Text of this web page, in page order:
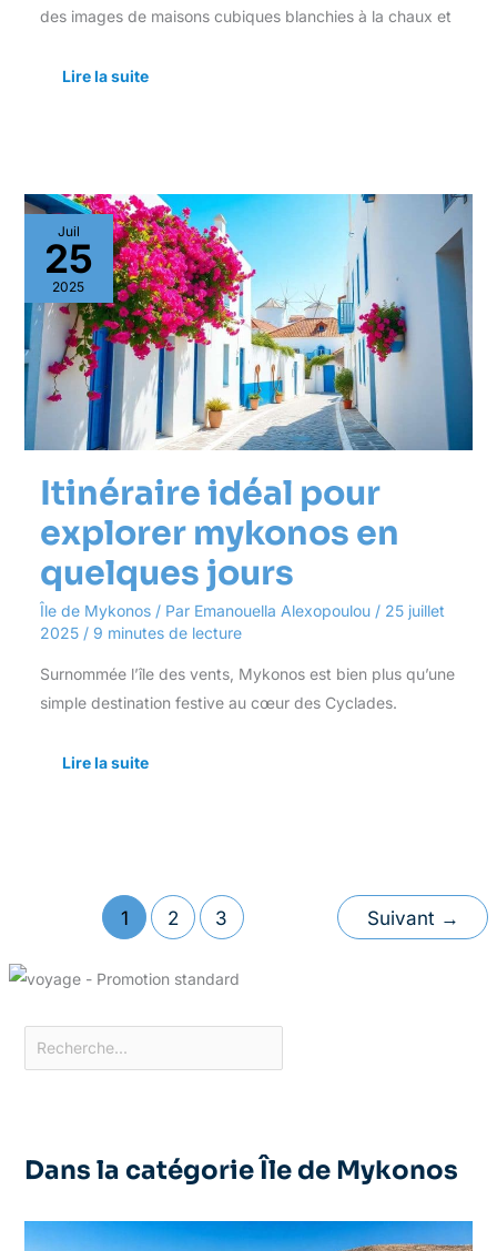
des images de maisons cubiques blanchies à la chaux et
Lire la suite
Juil
25
2025
Itinéraire idéal pour
explorer mykonos en
quelques jours
Île de Mykonos/ Par Emanouella Alexopoulou / 25 juillet
2025 / 9 minutes de lecture
Surnommée l’île des vents, Mykonos est bien plus qu’une
simple destination festive au cœur des Cyclades.
Itinéraire
idéal
pour
explorer
mykonos
en
quelques
jours
Lire la suite
1 2 3 Suivant →
Dans la catégorie Île de Mykonos